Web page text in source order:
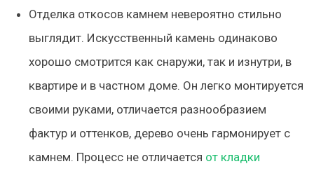
Отделка откосов камнем невероятно стильно
выглядит. Искусственный камень одинаково
хорошо смотрится как снаружи, так и изнутри, в
квартире и в частном доме. Он легко монтируется
своими руками, отличается разнообразием
фактур и оттенков, дерево очень гармонирует с
камнем. Процесс не отличается от кладки